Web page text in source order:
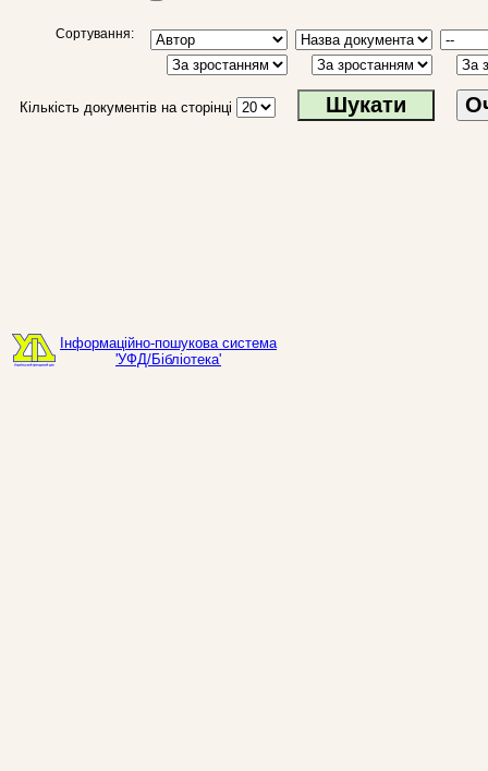
Сортування:
Кількість документів на сторінці
Інформаційно-пошукова система
'УФД/Бібліотека'